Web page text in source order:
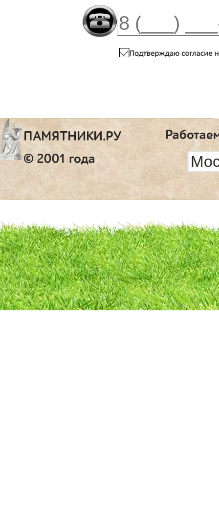
ПАМЯТНИКИ.РУ
© 2001 года